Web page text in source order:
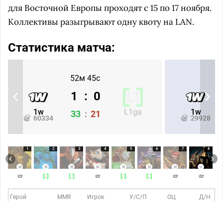
для Восточной Европы проходят с 15 по 17 ноября.
Коллективы разыгрывают одну квоту на LAN.
Статистика матча:
52м 45с
1w
60334
L1ga
1 : 0
33 : 21 1w
29928
1 2 3 4 5 6 7 8
Герой MMR Игрок У/С/П ОЦ Д/Н